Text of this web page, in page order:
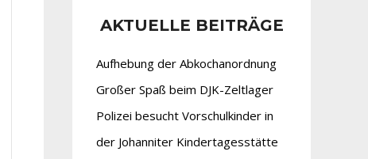
AKTUELLE BEITRÄGE
Aufhebung der Abkochanordnung
Großer Spaß beim DJK-Zeltlager
Polizei besucht Vorschulkinder in
der Johanniter Kindertagesstätte